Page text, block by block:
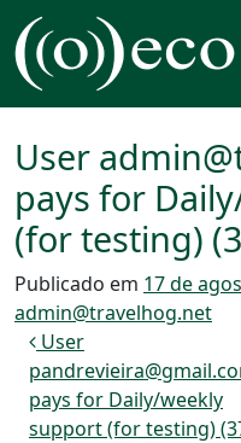
Pular para o conteúdo
Navegação
User
pays for
(for testing)
Publicado em 17 de
admin@travelhog.net
Navegação
User
pays for Daily/weekly
support (for testing)